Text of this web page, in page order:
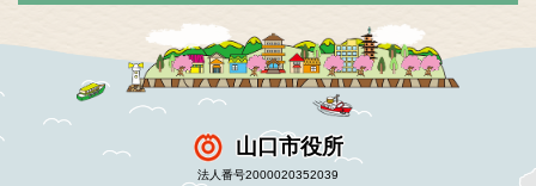
山口市役所
法人番号2000020352039